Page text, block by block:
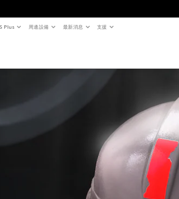
Plus 周邊設備 最新消息 支援